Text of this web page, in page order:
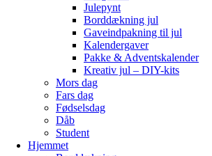
Julepynt
Borddækning jul
Gaveindpakning til jul
Kalendergaver
Pakke & Adventskalender
Kreativ jul – DIY-kits
Mors dag
Fars dag
Fødselsdag
Dåb
Student
Hjemmet